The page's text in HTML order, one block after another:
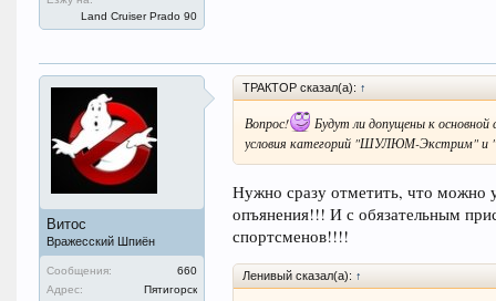
Land Cruiser Prado 90
Витос
Вражесский Шпиён
Сообщения:
660
Адрес:
Пятигорск
ТРАКТОР сказал(а): ↑
Вопрос!
Будут ли допущены к основной
условия категорий "ШУЛЮМ-Экстрим" и
Нужно сразу отметить, что можно
опъянения!!! И с обязательным
спортсменов!!!!
Ленивый сказал(а): ↑